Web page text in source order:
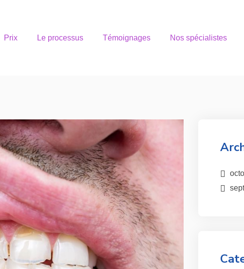
Prix Le processus Témoignages Nos spécialistes